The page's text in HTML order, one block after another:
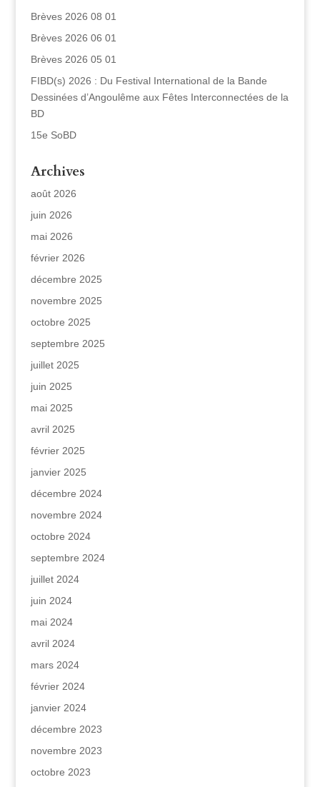
Brèves 2026 08 01
Brèves 2026 06 01
Brèves 2026 05 01
FIBD(s) 2026 : Du Festival International de la Bande
Dessinées d’Angoulême aux Fêtes Interconnectées de la
BD
15e SoBD
Archives
août 2026
juin 2026
mai 2026
février 2026
décembre 2025
novembre 2025
octobre 2025
septembre 2025
juillet 2025
juin 2025
mai 2025
avril 2025
février 2025
janvier 2025
décembre 2024
novembre 2024
octobre 2024
septembre 2024
juillet 2024
juin 2024
mai 2024
avril 2024
mars 2024
février 2024
janvier 2024
décembre 2023
novembre 2023
octobre 2023